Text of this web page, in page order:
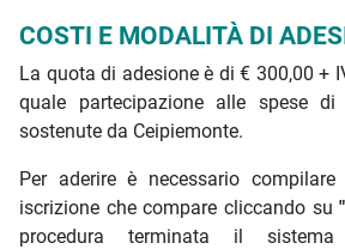
COSTI E MODALITÀ DI
La quota di adesione è di € 300,00 +
quale partecipazione alle spese di
sostenute da Ceipiemonte.
Per aderire è necessario
iscrizione che compare cliccando su
procedura terminata il